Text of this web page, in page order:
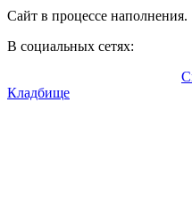
Сайт в процессе наполнения.
В социальных сетях:
Кладбище